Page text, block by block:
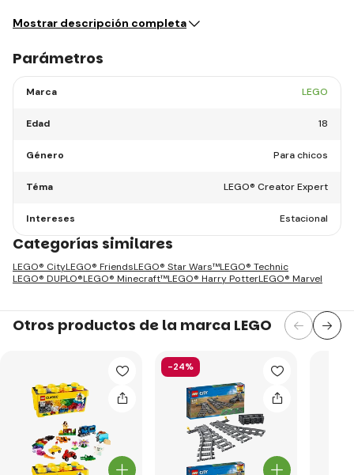
Mostrar descripción completa
Parámetros
Marca LEGO
Edad 18
Género Para chicos
Téma LEGO® Creator Expert
Intereses Estacional
Categorías similares
LEGO® CityLEGO® FriendsLEGO® Star Wars™LEGO® Technic
LEGO® DUPLO®LEGO® Minecraft™LEGO® Harry PotterLEGO® Marvel
Otros productos de la marca LEGO
-24%